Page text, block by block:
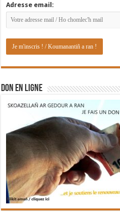
Adresse email:
DON EN LIGNE